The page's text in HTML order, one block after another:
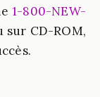
1-800-NEW-
CD-ROM,